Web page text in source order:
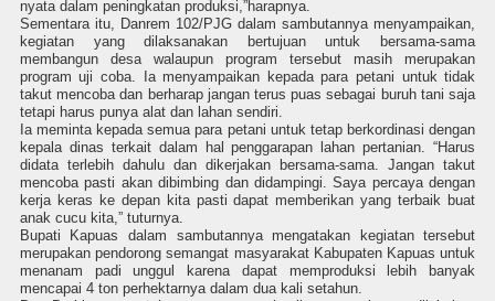
nyata dalam peningkatan produksi,”harapnya.
Sementara itu, Danrem 102/PJG dalam sambutannya menyampaikan,
kegiatan yang dilaksanakan bertujuan untuk bersama-sama
membangun desa walaupun program tersebut masih merupakan
program uji coba. Ia menyampaikan kepada para petani untuk tidak
takut mencoba dan berharap jangan terus puas sebagai buruh tani saja
tetapi harus punya alat dan lahan sendiri.
Ia meminta kepada semua para petani untuk tetap berkordinasi dengan
kepala dinas terkait dalam hal penggarapan lahan pertanian. “Harus
didata terlebih dahulu dan dikerjakan bersama-sama. Jangan takut
mencoba pasti akan dibimbing dan didampingi. Saya percaya dengan
kerja keras ke depan kita pasti dapat memberikan yang terbaik buat
anak cucu kita,” tuturnya.
Bupati Kapuas dalam sambutannya mengatakan kegiatan tersebut
merupakan pendorong semangat masyarakat Kabupaten Kapuas untuk
menanam padi unggul karena dapat memproduksi lebih banyak
mencapai 4 ton perhektarnya dalam dua kali setahun.